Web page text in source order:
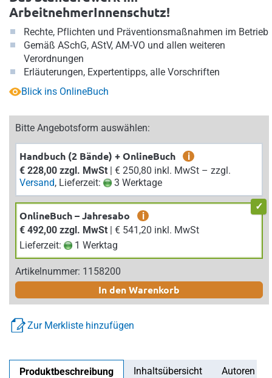
ArbeitnehmerInnenschutz!
Rechte, Pflichten und Präventionsmaßnahmen im Betrieb
Gemäß ASchG, AStV, AM-VO und allen weiteren
Verordnungen
Erläuterungen, Expertentipps, alle Vorschriften
Blick ins OnlineBuch
Bitte Angebotsform auswählen:
Handbuch (2 Bände) + OnlineBuch
i
€ 228,00 zzgl. MwSt
| € 250,80 inkl. MwSt – zzgl.
Versand, Lieferzeit: 3 Werktage
OnlineBuch – Jahresabo
i
€ 492,00 zzgl. MwSt
| € 541,20 inkl. MwSt
Lieferzeit:
1 Werktag
Artikelnummer: 1158200
In den Warenkorb
Zur Merkliste hinzufügen
Produktbeschreibung Inhaltsübersicht Autoren